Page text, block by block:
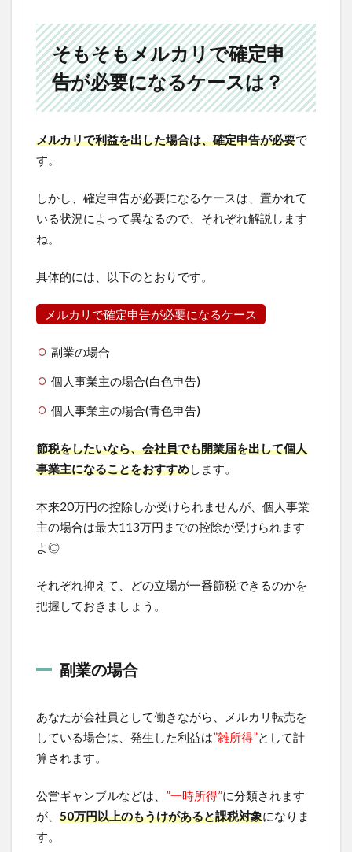
そもそもメルカリで確定申
告が必要になるケースは？
メルカリで利益を出した場合は、確定申告が必要で
す。
しかし、確定申告が必要になるケースは、置かれて
いる状況によって異なるので、それぞれ解説します
ね。
具体的には、以下のとおりです。
メルカリで確定申告が必要になるケース
副業の場合
個人事業主の場合(白色申告)
個人事業主の場合(青色申告)
節税をしたいなら、会社員でも開業届を出して個人
事業主になることをおすすめします。
本来20万円の控除しか受けられませんが、個人事業
主の場合は最大113万円までの控除が受けられます
よ◎
それぞれ抑えて、どの立場が一番節税できるのかを
把握しておきましょう。
副業の場合
あなたが会社員として働きながら、メルカリ転売を
している場合は、発生した利益は”雑所得”として計
算されます。
公営ギャンブルなどは、 ”一時所得”に分類されます
が、 50万円以上のもうけがあると課税対象になりま
す。